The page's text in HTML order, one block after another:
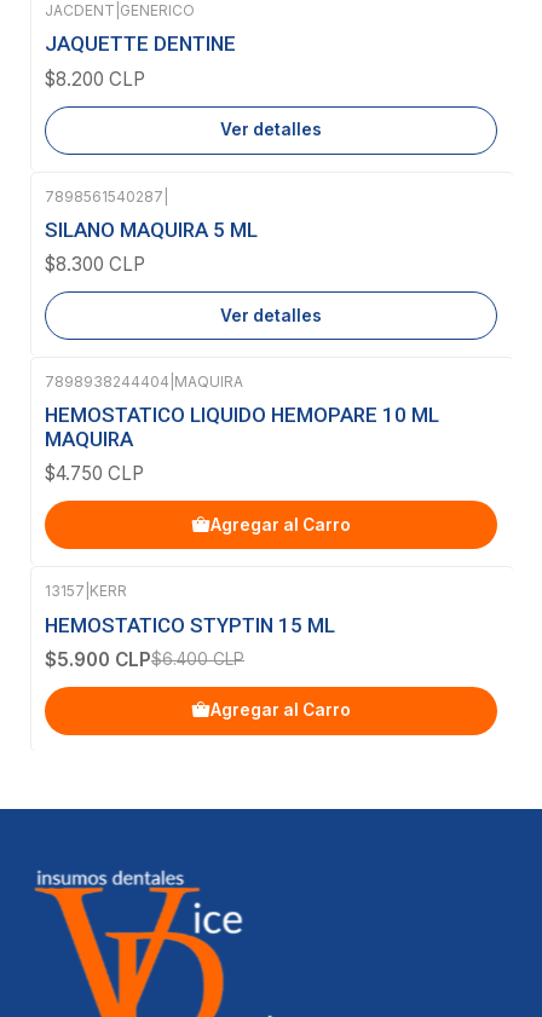
Agotado
JACDENT GENERICO
JAQUETTE DENTINE
$8.200 CLP
Ver detalles
Agotado
7898561540287
SILANO MAQUIRA 5 ML
$8.300 CLP
Ver detalles
7898938244404 MAQUIRA
HEMOSTATICO LIQUIDO HEMOPARE 10 ML
MAQUIRA
$4.750 CLP
Agregar al Carro
-8%OFF
13157 KERR
HEMOSTATICO STYPTIN 15 ML
$5.900 CLP$6.400 CLP
Agregar al Carro